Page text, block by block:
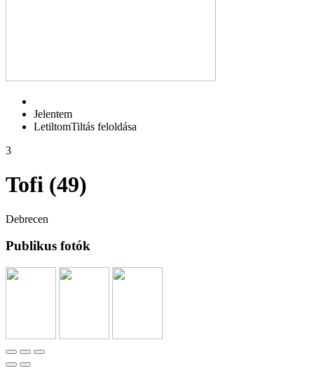
Jelentem
LetiltomTiltás feloldása
3
Tofi (49)
Debrecen
Publikus fotók